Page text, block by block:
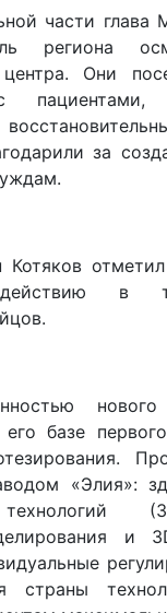
части глава
региона
центра. Они
за
Котяков
в
базе
«Элия»:
(3D-
и
страны